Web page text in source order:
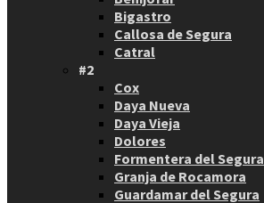
Bigastro
Callosa de Segura
Catral
#2
Cox
Daya Nueva
Daya Vieja
Dolores
Formentera del Segura
Granja de Rocamora
Guardamar del Segura